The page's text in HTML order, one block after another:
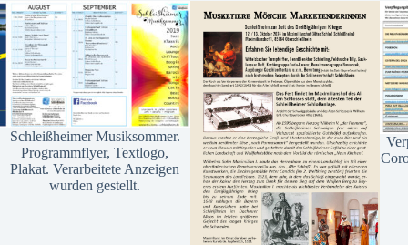
Schleißheimer Musiksommer.
Programmflyer, Textlogo,
Plakat. Verarbeitete Anzeigen
wurden gestellt.